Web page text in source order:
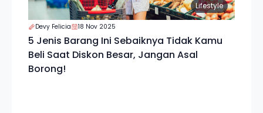
Lifestyle
Devy Felicia 18 Nov 2025
5 Jenis Barang Ini Sebaiknya Tidak Kamu
Beli Saat Diskon Besar, Jangan Asal
Borong!